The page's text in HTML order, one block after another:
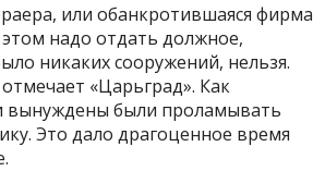
или обанкротившаяся фирма
надо отдать должное,
никаких сооружений, нельзя.
«Царьград». Как
вынуждены были проламывать
Это дало драгоценное время